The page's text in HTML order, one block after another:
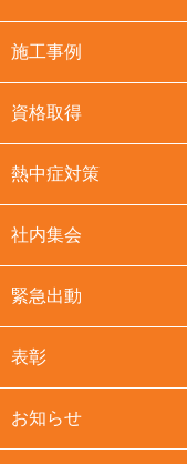
施工事例
資格取得
熱中症対策
社内集会
緊急出動
表彰
お知らせ